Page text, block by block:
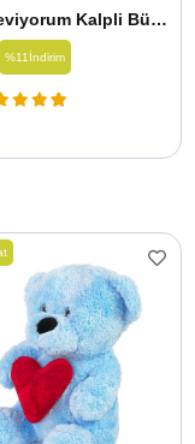
Seni Seviyorum Kalpli Büyük Ayıcık
%11 İndirim